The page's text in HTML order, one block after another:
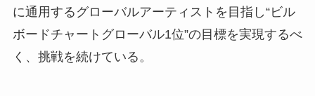
に通用するグローバルアーティストを目指し“ビル
ボードチャートグローバル1位”の目標を実現するべ
く、挑戦を続けている。